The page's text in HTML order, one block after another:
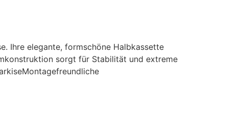
Ihre elegante, formschöne Halbkassette
sorgt für Stabilität und extreme